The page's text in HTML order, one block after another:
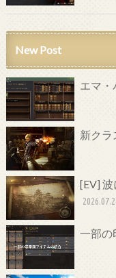
New Post
エマ・
新クラ
[EV]
一部の